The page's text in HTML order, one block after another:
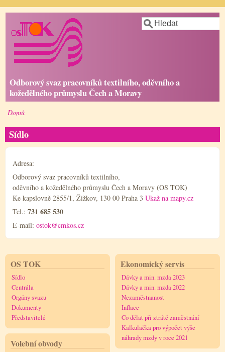
Přejít
hlavnímu
obsahu
Hledat
Odborový svaz pracovníků textilního, oděvního a
kožedělného průmyslu Čech a Moravy
navigace
Domů
Sídlo
Adresa:
Odborový svaz pracovníků textilního,
oděvního a kožedělného průmyslu Čech a Moravy (OS TOK)
Ke kapslovně 2855/1, Žižkov, 130 00 Praha 3 Ukaž na mapy.cz
Tel.: 731 685 530
E-mail: ostok@cmkos.cz
OS TOK
Sídlo
Centrála
Orgány svazu
Dokumenty
Představitelé
Volební obvody
Ekonomický servis
Dávky a min. mzda 2023
Dávky a min. mzda 2022
Nezaměstnanost
Inflace
Co dělat při ztrátě zaměstnání
Kalkulačka pro výpočet výše
náhrady mzdy v roce 2021